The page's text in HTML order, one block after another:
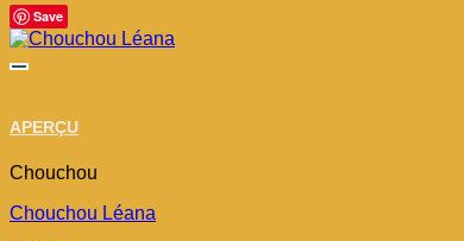
Save
APERÇU
Chouchou
Chouchou Léana